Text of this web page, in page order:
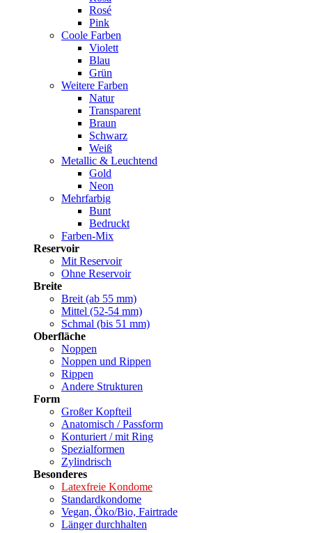
Rosé
Pink
Coole Farben
Violett
Blau
Grün
Weitere Farben
Natur
Transparent
Braun
Schwarz
Weiß
Metallic & Leuchtend
Gold
Neon
Mehrfarbig
Bunt
Bedruckt
Farben-Mix
Reservoir
Mit Reservoir
Ohne Reservoir
Breite
Breit (ab 55 mm)
Mittel (52-54 mm)
Schmal (bis 51 mm)
Oberfläche
Noppen
Noppen und Rippen
Rippen
Andere Strukturen
Form
Großer Kopfteil
Anatomisch / Passform
Konturiert / mit Ring
Spezialformen
Zylindrisch
Besonderes
Latexfreie Kondome
Standardkondome
Vegan, Öko/Bio, Fairtrade
Länger durchhalten